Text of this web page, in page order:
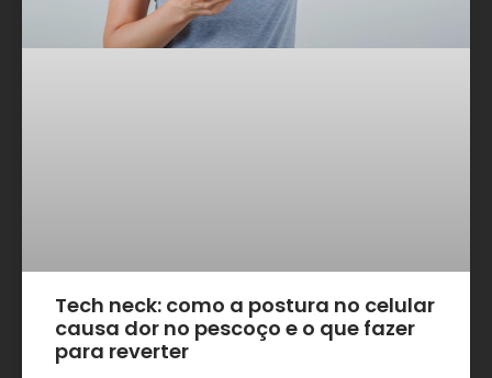
Tech neck: como a postura no celular
causa dor no pescoço e o que fazer
para reverter